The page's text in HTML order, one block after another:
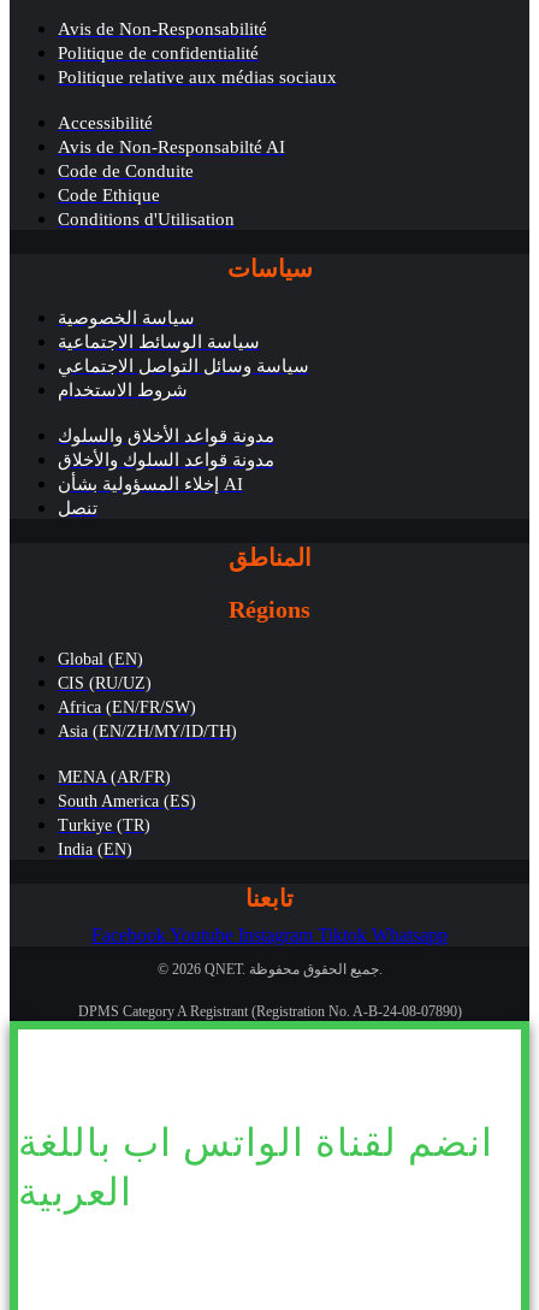
Avis de Non-Responsabilité
Politique de confidentialité
Politique relative aux médias sociaux
Accessibilité
Avis de Non-Responsabilté AI
Code de Conduite
Code Ethique
Conditions d'Utilisation
سياسات
سياسة الخصوصية
سياسة الوسائط الاجتماعية
سياسة وسائل التواصل الاجتماعي
شروط الاستخدام
مدونة قواعد الأخلاق والسلوك
مدونة قواعد السلوك والأخلاق
إخلاء المسؤولية بشأن AI
تنصل
المناطق
Régions
Global (EN)
CIS (RU/UZ)
Africa (EN/FR/SW)
Asia (EN/ZH/MY/ID/TH)
MENA (AR/FR)
South America (ES)
Turkiye (TR)
India (EN)
تابعنا
FacebookYoutube Instagram Tiktok Whatsapp
© 2026 QNET. جميع الحقوق محفوظة.
DPMS Category A Registrant (Registration No. A-B-24-08-07890)
انضم لقناة الواتس اب باللغة
العربية